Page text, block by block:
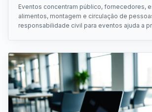
Eventos concentram público, fornecedores,
alimentos, montagem e circulação de
responsabilidade civil para eventos ajuda a